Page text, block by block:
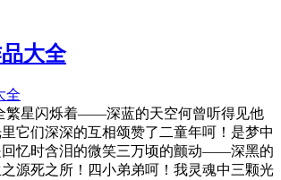
大全
繁星闪烁着——深蓝的天空何曾听得见他
它们深深的互相颂赞了二童年呵！是梦中
回忆时含泪的微笑三万顷的颤动——深黑的
源死之所！四小弟弟呵！我灵魂中三颗光